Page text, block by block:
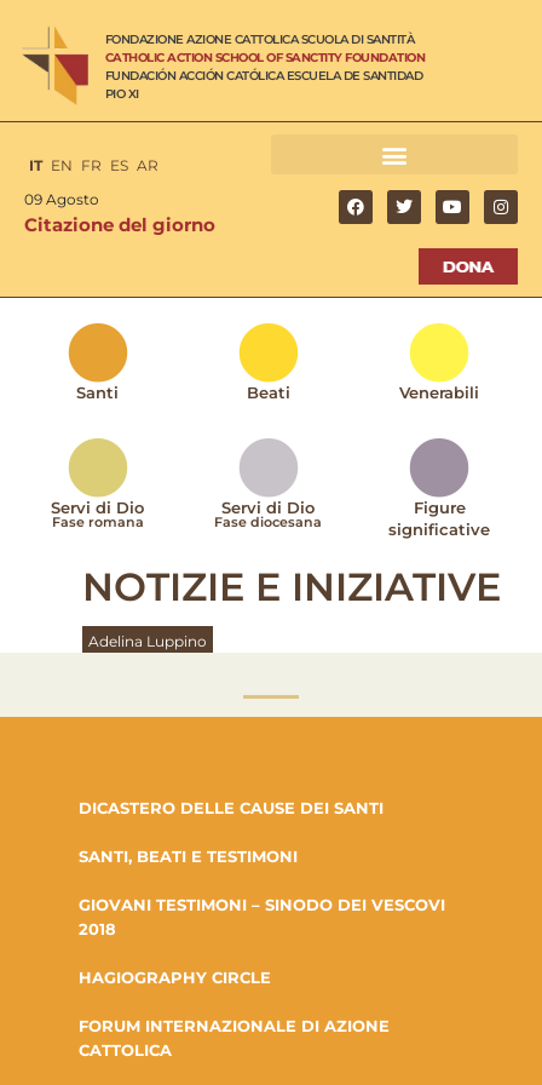
FONDAZIONE AZIONE CATTOLICA SCUOLA DI SANTITÀ
CATHOLIC ACTION SCHOOL OF SANCTITY FOUNDATION
FUNDACIÓN ACCIÓN CATÓLICA ESCUELA DE SANTIDAD
PIO XI
IT EN FR ES AR
09 Agosto
Citazione del giorno
Santi Beati Venerabili
Servi di Dio
Fase romana
Servi di Dio
Fase diocesana
Figure
significative
NOTIZIE E INIZIATIVE
Adelina Luppino
DICASTERO DELLE CAUSE DEI SANTI
SANTI, BEATI E TESTIMONI
GIOVANI TESTIMONI – SINODO DEI VESCOVI
2018
HAGIOGRAPHY CIRCLE
FORUM INTERNAZIONALE DI AZIONE
CATTOLICA